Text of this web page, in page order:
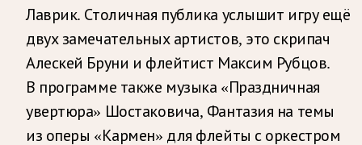
Лаврик. Столичная публика услышит игру ещё
двух замечательных артистов, это скрипач
Алескей Бруни и флейтист Максим Рубцов.
В программе также музыка «Праздничная
увертюра» Шостаковича, Фантазия на темы
из оперы «Кармен» для флейты с оркестром